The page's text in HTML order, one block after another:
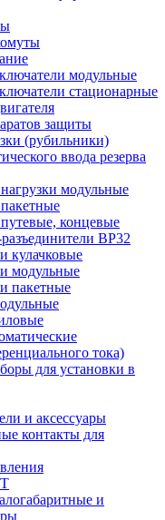
модульные
стационарные
защиты
(рубильники)
ввода резерва
модульные
концевые
ВР32
кулачковые
модульные
пакетные
тока)
для установки в
и аксессуары
контакты для
и